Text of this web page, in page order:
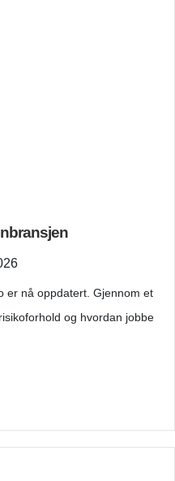
er nå oppdatert. Gjennom et
og hvordan jobbe